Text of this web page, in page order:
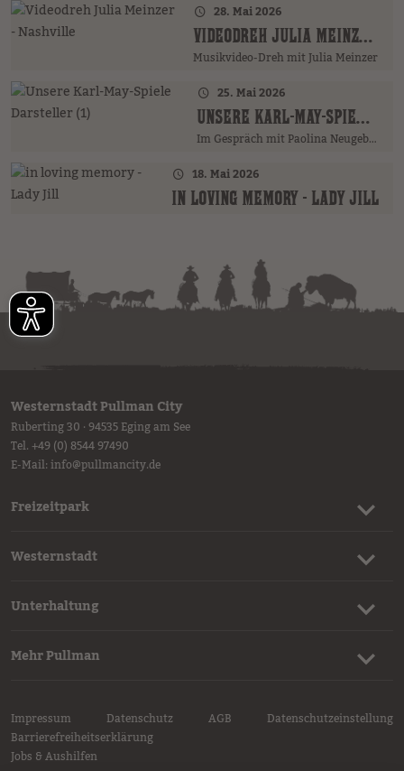
28. Mai 2026
VIDEODREH JULIA MEINZER - NASHVILLE
Musikvideo-Dreh mit Julia Meinzer
25. Mai 2026
UNSERE KARL-MAY-SPIELE DARSTELLER (1)
Im Gespräch mit Paolina Neugebauer …
18. Mai 2026
IN LOVING MEMORY - LADY JILL
Westernstadt Pullman City
Ruberting 30 · 94535 Eging am See
Tel. +49 (0) 8544 97490
E-Mail:info@pullmancity.de
Freizeitpark
Westernstadt
Unterhaltung
Mehr Pullman
Impressum Datenschutz AGB
Datenschutzeinstellung
Barrierefreiheitserklärung
Jobs & Aushilfen